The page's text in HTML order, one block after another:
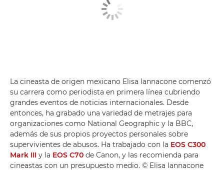
La cineasta de origen mexicano Elisa Iannacone comenzó
su carrera como periodista en primera línea cubriendo
grandes eventos de noticias internacionales. Desde
entonces, ha grabado una variedad de metrajes para
organizaciones como National Geographic y la BBC,
además de sus propios proyectos personales sobre
supervivientes de abusos. Ha trabajado con la EOS C300
Mark III y la EOS C70 de Canon, y las recomienda para
cineastas con un presupuesto medio. © Elisa Iannacone